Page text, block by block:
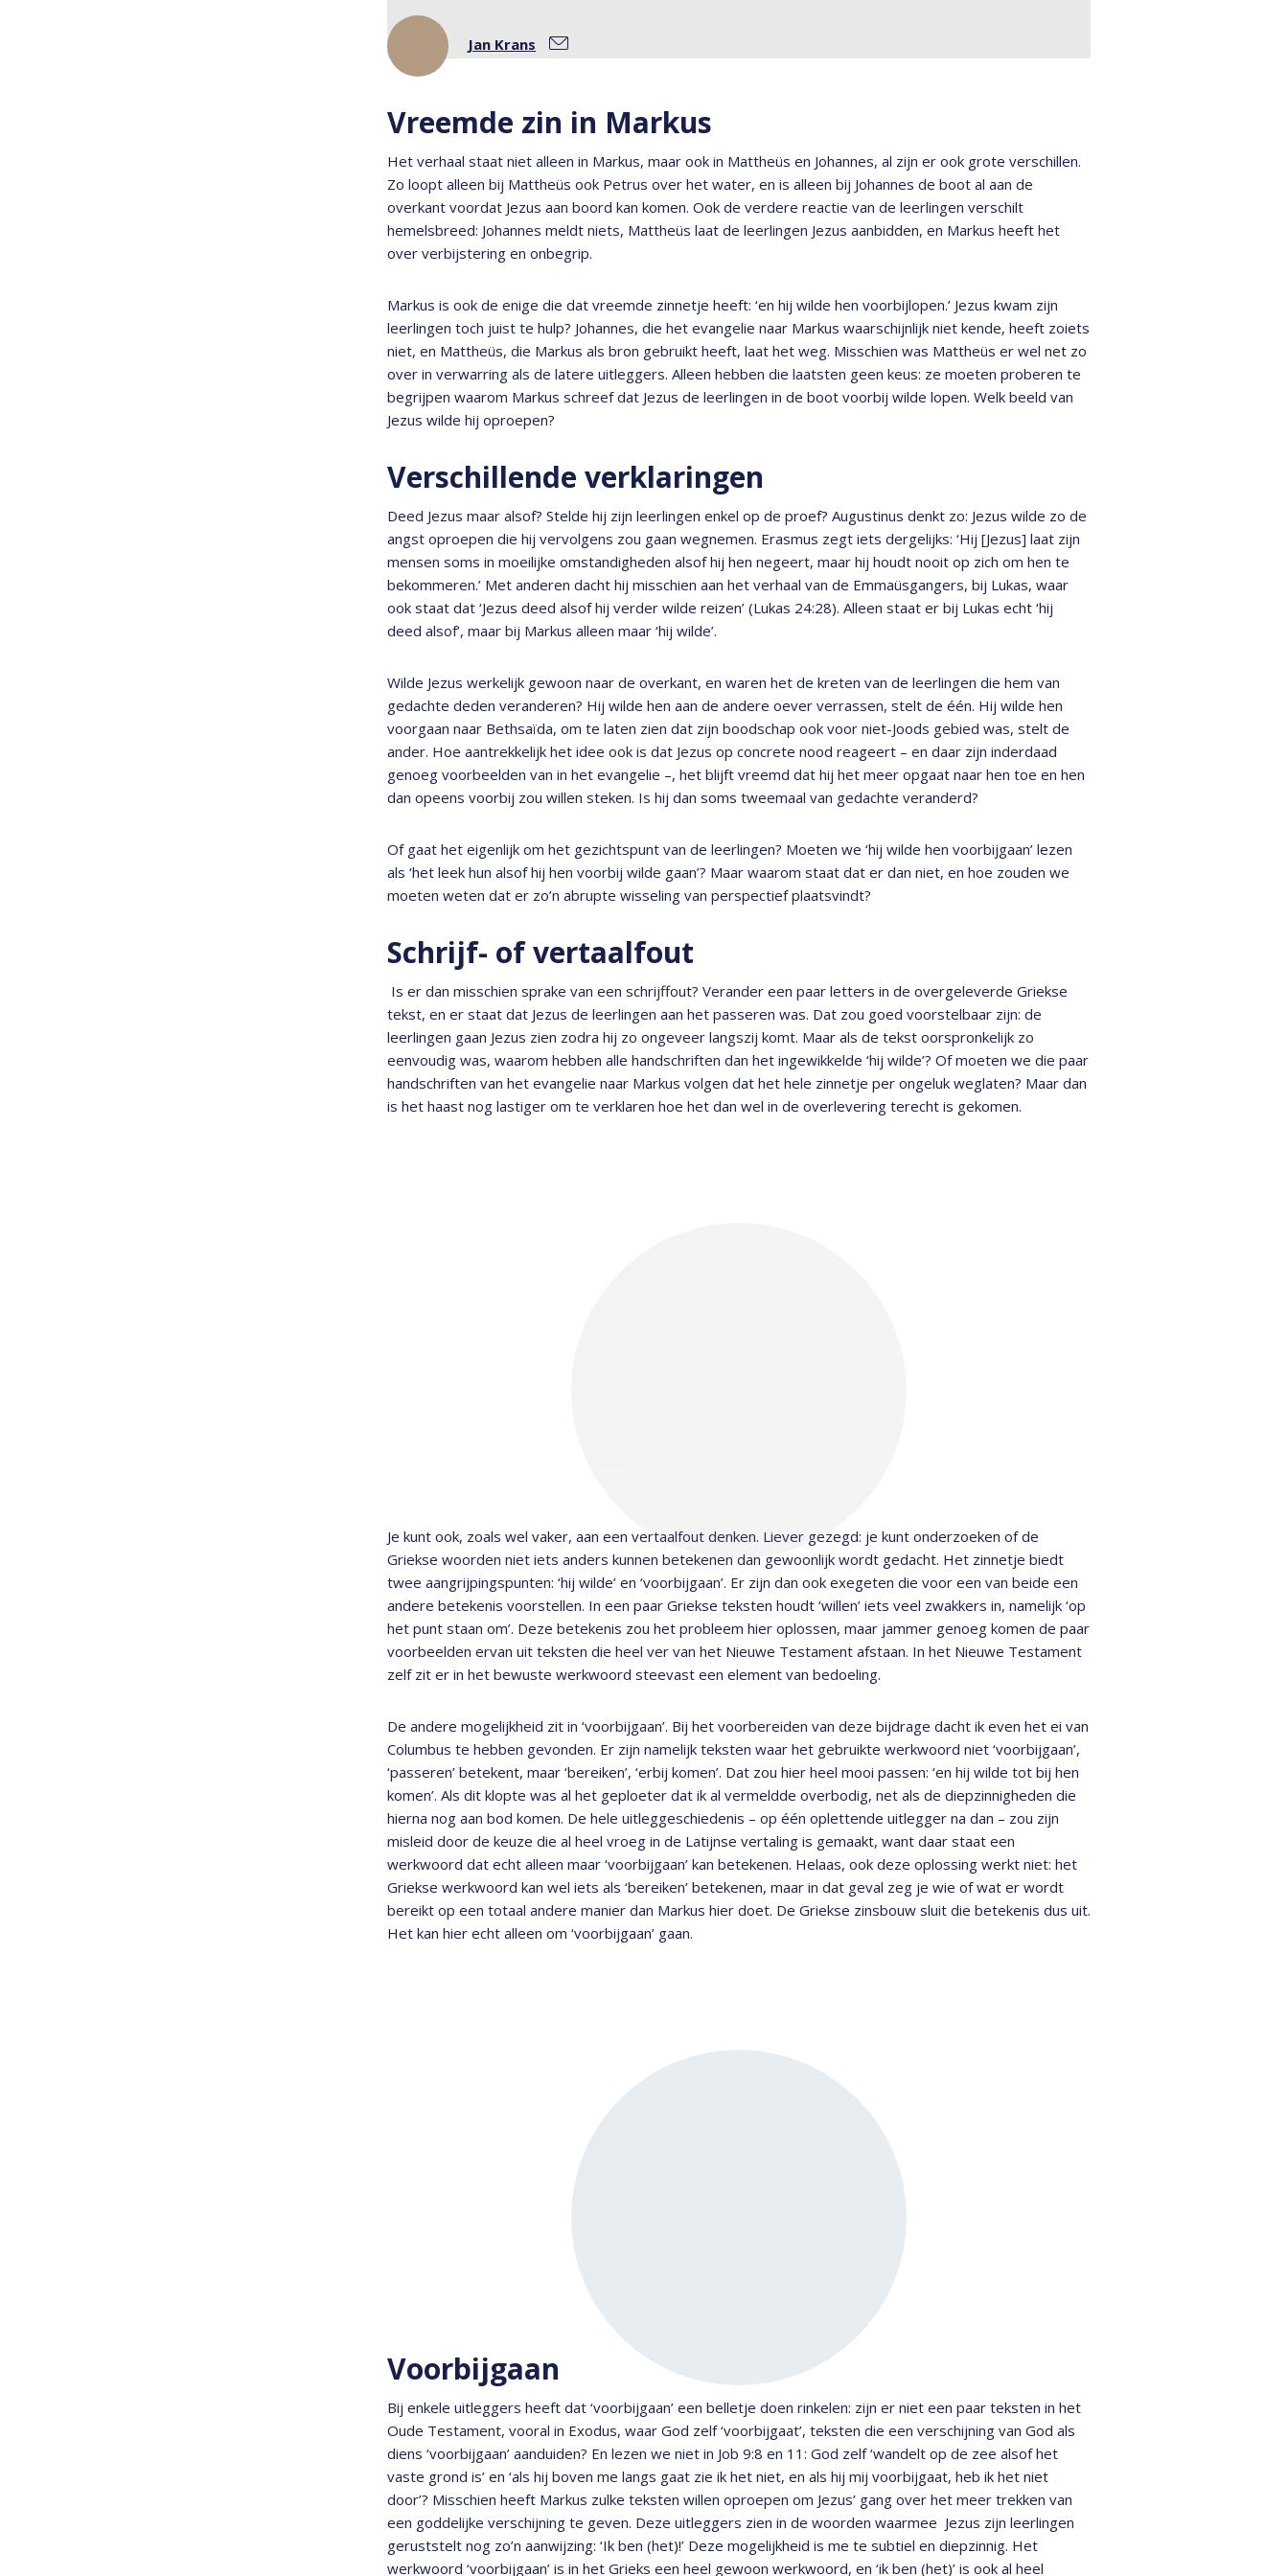
Jan Krans
Vreemde zin in Markus
Het verhaal staat niet alleen in Markus, maar ook in Mattheüs en Johannes, al zijn er ook grote verschillen.
Zo loopt alleen bij Mattheüs ook Petrus over het water, en is alleen bij Johannes de boot al aan de
overkant voordat Jezus aan boord kan komen. Ook de verdere reactie van de leerlingen verschilt
hemelsbreed: Johannes meldt niets, Mattheüs laat de leerlingen Jezus aanbidden, en Markus heeft het
over verbijstering en onbegrip.
Markus is ook de enige die dat vreemde zinnetje heeft: ‘en hij wilde hen voorbijlopen.’ Jezus kwam zijn
leerlingen toch juist te hulp? Johannes, die het evangelie naar Markus waarschijnlijk niet kende, heeft zoiets
niet, en Mattheüs, die Markus als bron gebruikt heeft, laat het weg. Misschien was Mattheüs er wel net zo
over in verwarring als de latere uitleggers. Alleen hebben die laatsten geen keus: ze moeten proberen te
begrijpen waarom Markus schreef dat Jezus de leerlingen in de boot voorbij wilde lopen. Welk beeld van
Jezus wilde hij oproepen?
Verschillende verklaringen
Deed Jezus maar alsof? Stelde hij zijn leerlingen enkel op de proef? Augustinus denkt zo: Jezus wilde zo de
angst oproepen die hij vervolgens zou gaan wegnemen. Erasmus zegt iets dergelijks: ‘Hij [Jezus] laat zijn
mensen soms in moeilijke omstandigheden alsof hij hen negeert, maar hij houdt nooit op zich om hen te
bekommeren.’ Met anderen dacht hij misschien aan het verhaal van de Emmaüsgangers, bij Lukas, waar
ook staat dat ‘Jezus deed alsof hij verder wilde reizen’ (Lukas 24:28). Alleen staat er bij Lukas echt ‘hij
deed alsof’, maar bij Markus alleen maar ‘hij wilde’.
Wilde Jezus werkelijk gewoon naar de overkant, en waren het de kreten van de leerlingen die hem van
gedachte deden veranderen? Hij wilde hen aan de andere oever verrassen, stelt de één. Hij wilde hen
voorgaan naar Bethsaïda, om te laten zien dat zijn boodschap ook voor niet-Joods gebied was, stelt de
ander. Hoe aantrekkelijk het idee ook is dat Jezus op concrete nood reageert – en daar zijn inderdaad
genoeg voorbeelden van in het evangelie –, het blijft vreemd dat hij het meer opgaat naar hen toe en hen
dan opeens voorbij zou willen steken. Is hij dan soms tweemaal van gedachte veranderd?
Of gaat het eigenlijk om het gezichtspunt van de leerlingen? Moeten we ‘hij wilde hen voorbijgaan’ lezen
als ‘het leek hun alsof hij hen voorbij wilde gaan’? Maar waarom staat dat er dan niet, en hoe zouden we
moeten weten dat er zo’n abrupte wisseling van perspectief plaatsvindt?
Schrijf- of vertaalfout
Is er dan misschien sprake van een schrijffout? Verander een paar letters in de overgeleverde Griekse
tekst, en er staat dat Jezus de leerlingen aan het passeren was. Dat zou goed voorstelbaar zijn: de
leerlingen gaan Jezus zien zodra hij zo ongeveer langszij komt. Maar als de tekst oorspronkelijk zo
eenvoudig was, waarom hebben alle handschriften dan het ingewikkelde ‘hij wilde’? Of moeten we die paar
handschriften van het evangelie naar Markus volgen dat het hele zinnetje per ongeluk weglaten? Maar dan
is het haast nog lastiger om te verklaren hoe het dan wel in de overlevering terecht is gekomen.
Je kunt ook, zoals wel vaker, aan een vertaalfout denken. Liever gezegd: je kunt onderzoeken of de
Griekse woorden niet iets anders kunnen betekenen dan gewoonlijk wordt gedacht. Het zinnetje biedt
twee aangrijpingspunten: ‘hij wilde’ en ‘voorbijgaan’. Er zijn dan ook exegeten die voor een van beide een
andere betekenis voorstellen. In een paar Griekse teksten houdt ‘willen’ iets veel zwakkers in, namelijk ‘op
het punt staan om’. Deze betekenis zou het probleem hier oplossen, maar jammer genoeg komen de paar
voorbeelden ervan uit teksten die heel ver van het Nieuwe Testament afstaan. In het Nieuwe Testament
zelf zit er in het bewuste werkwoord steevast een element van bedoeling.
De andere mogelijkheid zit in ‘voorbijgaan’. Bij het voorbereiden van deze bijdrage dacht ik even het ei van
Columbus te hebben gevonden. Er zijn namelijk teksten waar het gebruikte werkwoord niet ‘voorbijgaan’,
‘passeren’ betekent, maar ‘bereiken’, ‘erbij komen’. Dat zou hier heel mooi passen: ‘en hij wilde tot bij hen
komen’. Als dit klopte was al het geploeter dat ik al vermeldde overbodig, net als de diepzinnigheden die
hierna nog aan bod komen. De hele uitleggeschiedenis – op één oplettende uitlegger na dan – zou zijn
misleid door de keuze die al heel vroeg in de Latijnse vertaling is gemaakt, want daar staat een
werkwoord dat echt alleen maar ‘voorbijgaan’ kan betekenen. Helaas, ook deze oplossing werkt niet: het
Griekse werkwoord kan wel iets als ‘bereiken’ betekenen, maar in dat geval zeg je wie of wat er wordt
bereikt op een totaal andere manier dan Markus hier doet. De Griekse zinsbouw sluit die betekenis dus uit.
Het kan hier echt alleen om ‘voorbijgaan’ gaan.
Voorbijgaan
Bij enkele uitleggers heeft dat ‘voorbijgaan’ een belletje doen rinkelen: zijn er niet een paar teksten in het
Oude Testament, vooral in Exodus, waar God zelf ‘voorbijgaat’, teksten die een verschijning van God als
diens ‘voorbijgaan’ aanduiden? En lezen we niet in Job 9:8 en 11: God zelf ‘wandelt op de zee alsof het
vaste grond is’ en ‘als hij boven me langs gaat zie ik het niet, en als hij mij voorbijgaat, heb ik het niet
door’? Misschien heeft Markus zulke teksten willen oproepen om Jezus’ gang over het meer trekken van
een goddelijke verschijning te geven. Deze uitleggers zien in de woorden waarmee Jezus zijn leerlingen
geruststelt nog zo’n aanwijzing: ‘Ik ben (het)!’ Deze mogelijkheid is me te subtiel en diepzinnig. Het
werkwoord ‘voorbijgaan’ is in het Grieks een heel gewoon werkwoord, en ‘ik ben (het)’ is ook al heel